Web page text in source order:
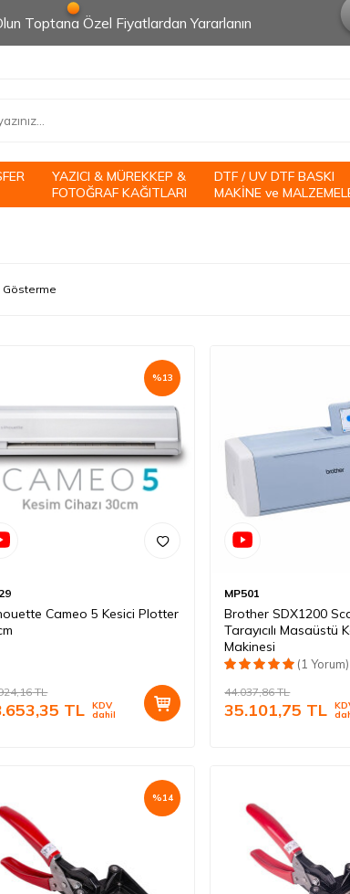
Toptana Özel Fiyatlardan Yararlanın
YAZICI & MÜREKKEP &
FOTOĞRAF KAĞITLARI
DTF / UV DTF BASKI
MAKİNE ve
Gösterme
%13
Cameo 5 Kesici Plotter
TL
TL KDV
dahil
MP501
Brother SDX1200
Tarayıcılı Masaüstü
Makinesi
(1 Yorum)
44.037,86TL
35.101,75 TL
%14